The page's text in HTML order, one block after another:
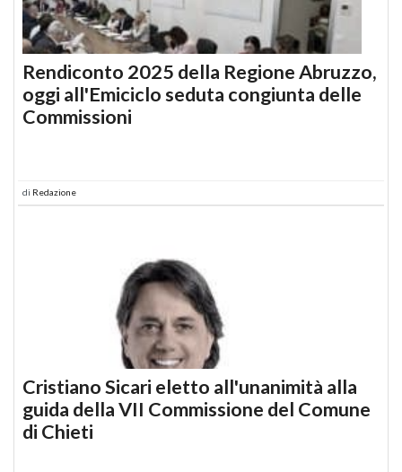
Rendiconto 2025 della Regione Abruzzo,
oggi all'Emiciclo seduta congiunta delle
Commissioni
di Redazione
Cristiano Sicari eletto all'unanimità alla
guida della VII Commissione del Comune
di Chieti